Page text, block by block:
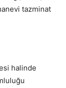
tazminat
halinde